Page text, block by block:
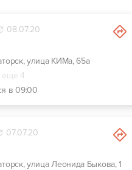
08.07.20
улица КИМа, 65а
еще 4
в 09:00
07.07.20
улица Леонида Быкова, 1